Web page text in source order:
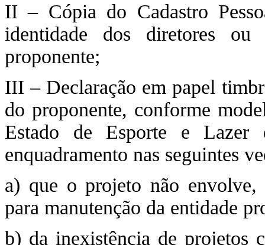
II – Cópia do Cadastro
identidade dos diretores ou
proponente;
III – Declaração em papel
do proponente, conforme
Estado de Esporte e
enquadramento nas seguintes
a) que o projeto não envolve,
para manutenção da entidade
b) da inexistência de projetos